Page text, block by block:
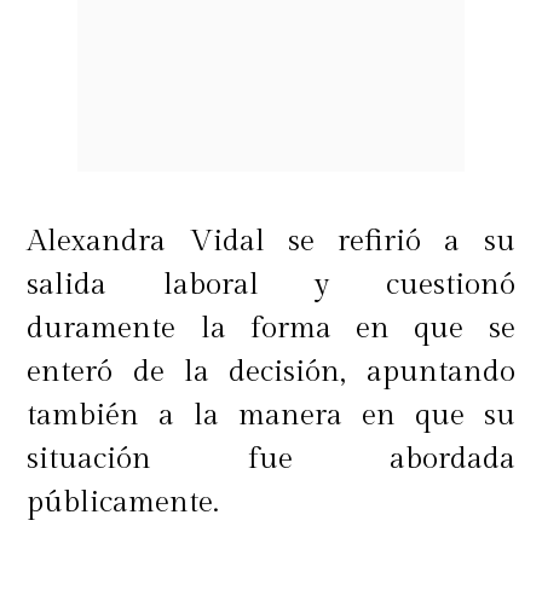
Alexandra Vidal se refirió a su
salida laboral y cuestionó
duramente la forma en que se
enteró de la decisión, apuntando
también a la manera en que su
situación fue abordada
públicamente.